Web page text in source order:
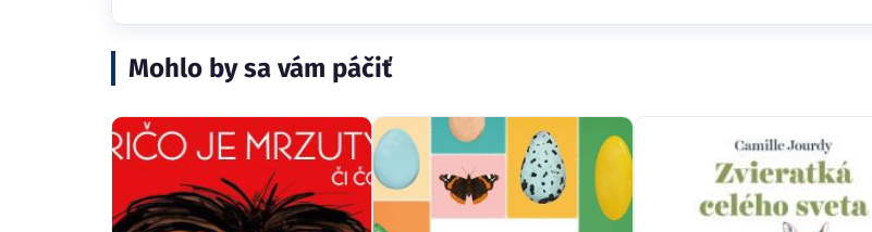
Mohlo by sa vám páčiť